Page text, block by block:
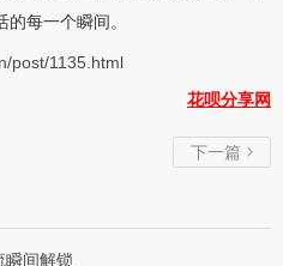
每一个瞬间。
post/1135.html
花呗分享网
下一篇 
瞬间解锁